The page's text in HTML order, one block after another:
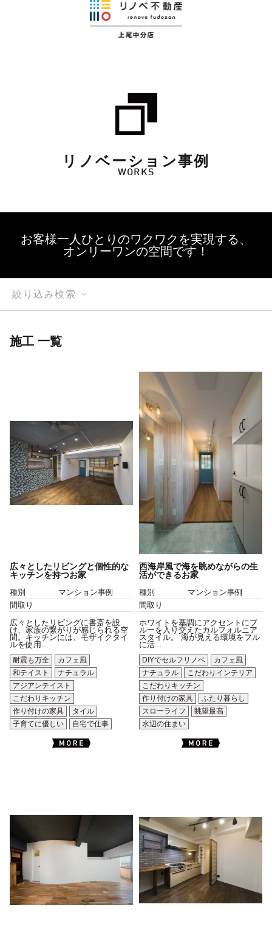
リノベーション事例
WORKS
お客様一人ひとりのワクワクを実現する、
オンリーワンの空間です！
絞り込み検索
施工 一覧
広々としたリビングと個性的な
キッチンを持つお家
種別
マンション事例
間取り
広々としたリビングに書斎を設
け、家族の繋がりが感じられる空
間。キッチンには、モザイクタイ
ルを使用...
耐震も万全
カフェ風
和テイスト
ナチュラル
アジアンテイスト
こだわりキッチン
作り付けの家具
タイル
子育てに優しい
自宅で仕事
西海岸風で海を眺めながらの生
活ができるお家
種別
マンション事例
間取り
ホワイトを基調にアクセントにブ
ルーを入り交えたカルフォルニア
スタイル。 海が見える環境をフル
に活...
DIYでセルフリノベ
カフェ風
ナチュラル
こだわりインテリア
こだわりキッチン
作り付けの家具
ふたり暮らし
スローライフ
眺望最高
水辺の住まい